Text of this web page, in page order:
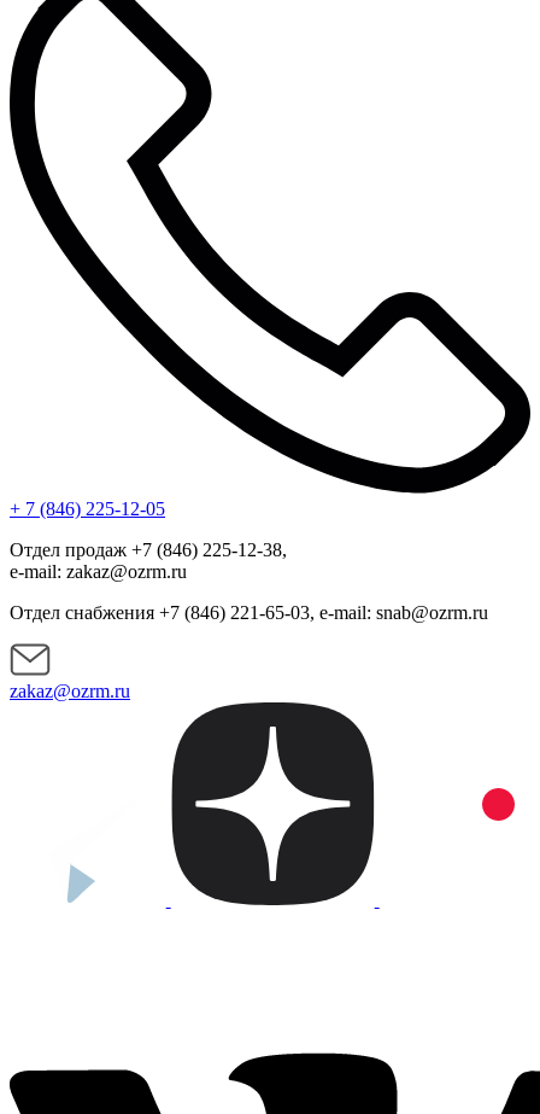
+ 7 (846) 225-12-05
Отдел продаж +7 (846) 225-12-38,
e-mail: zakaz@ozrm.ru
Отдел снабжения +7 (846) 221-65-03, e-mail: snab@ozrm.ru
zakaz@ozrm.ru